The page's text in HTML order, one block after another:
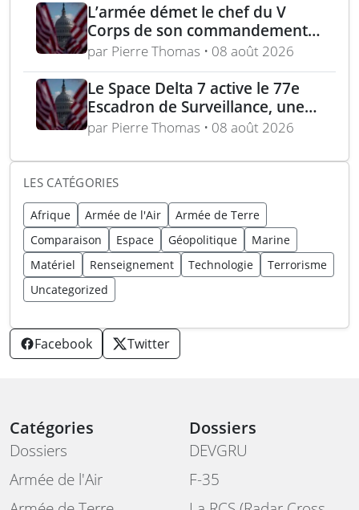
L’armée démet le chef du V
Corps de son commandement
en Europe
par Pierre Thomas • 08 août 2026
Le Space Delta 7 active le 77e
Escadron de Surveillance, une
nouvelle ère du suivi de cibles
par Pierre Thomas • 08 août 2026
LES CATÉGORIES
Afrique Armée de l'Air
Armée de Terre
Comparaison
Espace Géopolitique
Marine
Matériel
Renseignement Technologie
Terrorisme
Uncategorized
Facebook Twitter
Catégories
Dossiers
Armée de l'Air
Dossiers
DEVGRU
F-35